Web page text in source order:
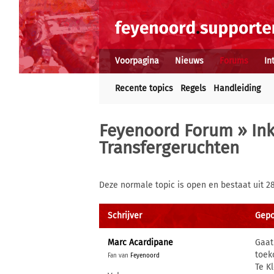
Voorpagina Nieuws Forums
Recente topics Regels Handleiding
Feyenoord Forum »
Transfergeruchten
Deze normale topic is open en bestaat uit
Schrijver
Marc Acardipane
Fan van Feyenoord
Te